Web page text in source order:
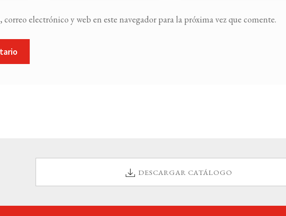
electrónico y web en este navegador para la próxima vez que comente.
DESCARGAR CATÁLOGO